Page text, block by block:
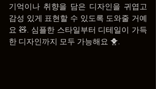
기억이나 취향을 담은 디자인을 귀엽고
감성 있게 표현할 수 있도록 도와줄 거예
요 🧸. 심플한 스타일부터 디테일이 가득
한 디자인까지 모두 가능해요 🐥.